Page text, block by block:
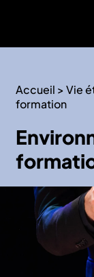
Accueil >Vie
formation